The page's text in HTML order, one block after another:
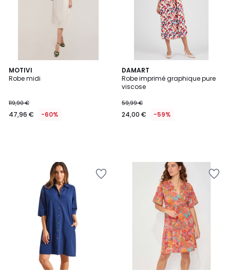
MOTIVI
Robe midi
119,90 €
47,96 € -60%
DAMART
Robe imprimé graphique pure
viscose
59,99 €
24,00 € -59%